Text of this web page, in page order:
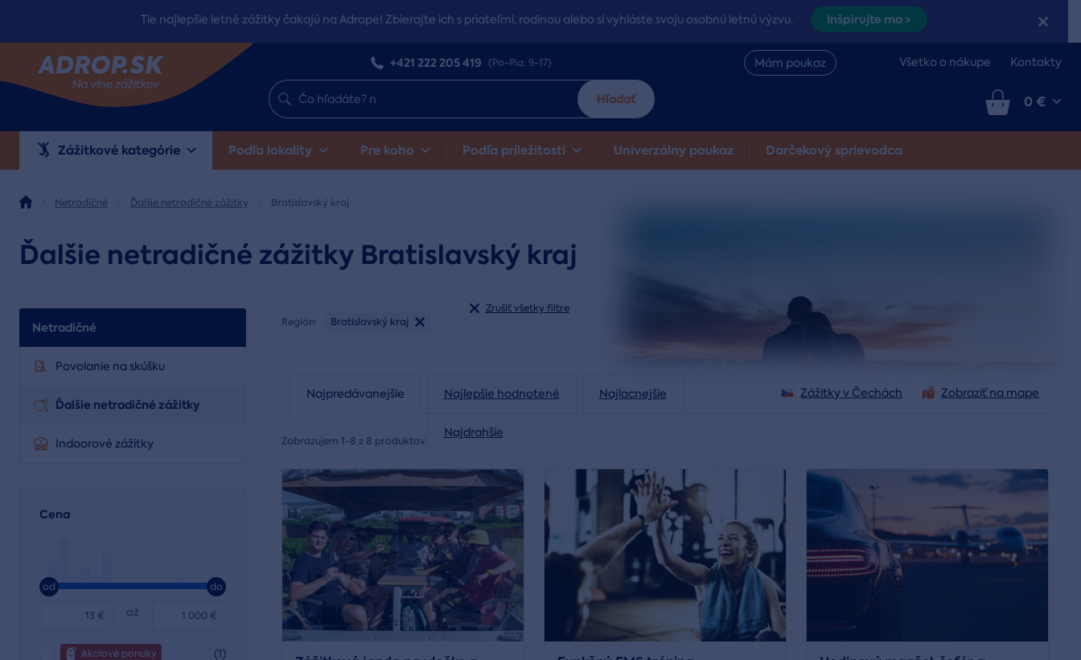
Tie najlepšie letné zážitky čakajú na Adrope! Zbierajte ich s priateľmi, rodinou alebo si vyhláste svoju osobnú letnú výzvu. Inšpirujte ma >
+421 222 205 419 (Po-Pia: 9-17) Mám poukaz Všetko o nákupe Kontakty
Hľadať 0 €
Zážitkové kategórie Podľa lokality Pre koho Podľa príležitosti Univerzálny poukaz Darčekový sprievodca
Netradičné Ďalšie netradičné zážitky Bratislavský kraj
Ďalšie netradičné zážitky Bratislavský kraj
Netradičné
Povolanie na skúšku
Ďalšie netradičné zážitky
Indoorové zážitky
Cena
od do
€ €
až
Akciové ponuky (1)
Región: Bratislavský kraj
Zrušiť všetky filtre
Zobraziť na mape
Zážitky v Čechách
Najpredávanejšie Najlepšie hodnotené Najlacnejšie
Najdrahšie
Zobrazujem 1-8 z 8 produktov